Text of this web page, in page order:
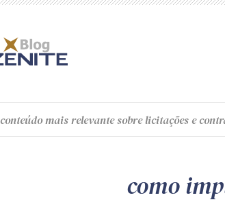
conteúdomais relevante sobre licitações e
como